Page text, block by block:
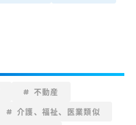
不動産
介護、福祉、医業類似